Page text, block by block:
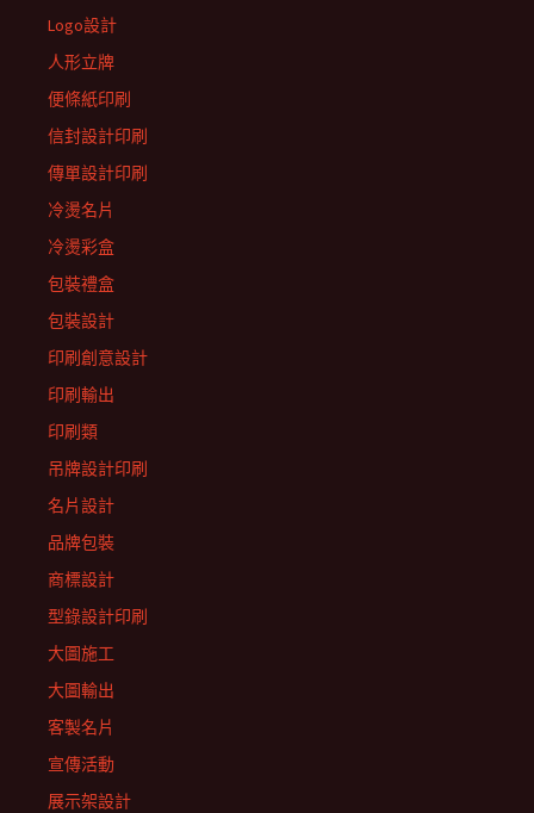
Logo設計
人形立牌
便條紙印刷
信封設計印刷
傳單設計印刷
冷燙名片
冷燙彩盒
包裝禮盒
包裝設計
印刷創意設計
印刷輸出
印刷類
吊牌設計印刷
名片設計
品牌包裝
商標設計
型錄設計印刷
大圖施工
大圖輸出
客製名片
宣傳活動
展示架設計